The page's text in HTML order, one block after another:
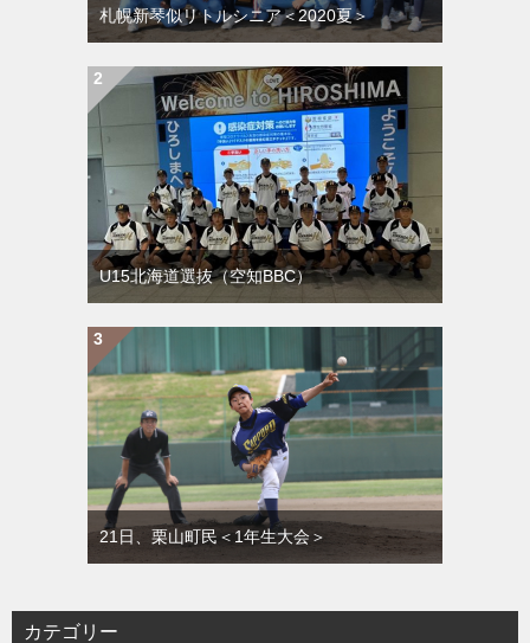
札幌新琴似リトルシニア＜2020夏＞
U15北海道選抜（空知BBC）
21日、栗山町民＜1年生大会＞
カテゴリー